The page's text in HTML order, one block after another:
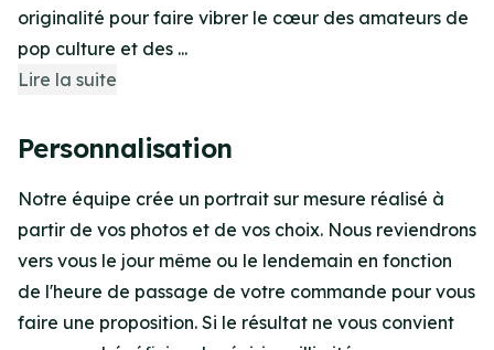
originalité pour faire vibrer le cœur des amateurs de
pop culture et des ...
Lire la suite
Personnalisation
Notre équipe crée un portrait sur mesure réalisé à
partir de vos photos et de vos choix. Nous reviendrons
vers vous le jour même ou le lendemain en fonction
de l'heure de passage de votre commande pour vous
faire une proposition. Si le résultat ne vous convient